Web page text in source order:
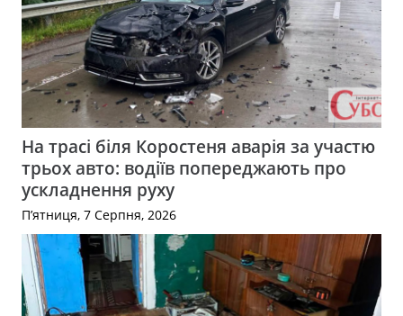
На трасі біля Коростеня аварія за участю
трьох авто: водіїв попереджають про
ускладнення руху
П’ятниця, 7 Серпня, 2026